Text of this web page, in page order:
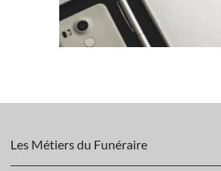
Les Métiers du Funéraire